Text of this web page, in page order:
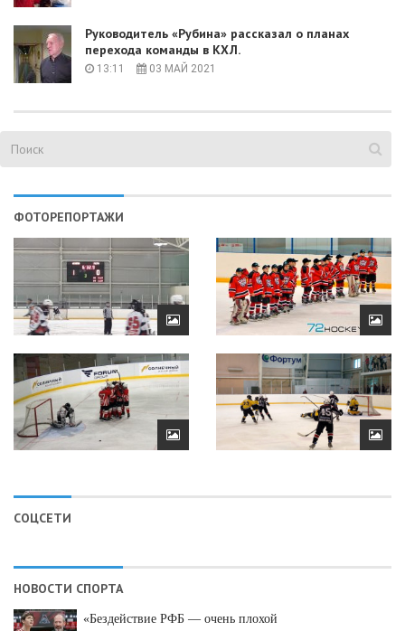
Руководитель «Рубина» рассказал о планах
перехода команды в КХЛ.
13:11 03 МАЙ 2021
ФОТОРЕПОРТАЖИ
СОЦСЕТИ
НОВОСТИ СПОРТА
«Бездействие РФБ — очень плохой